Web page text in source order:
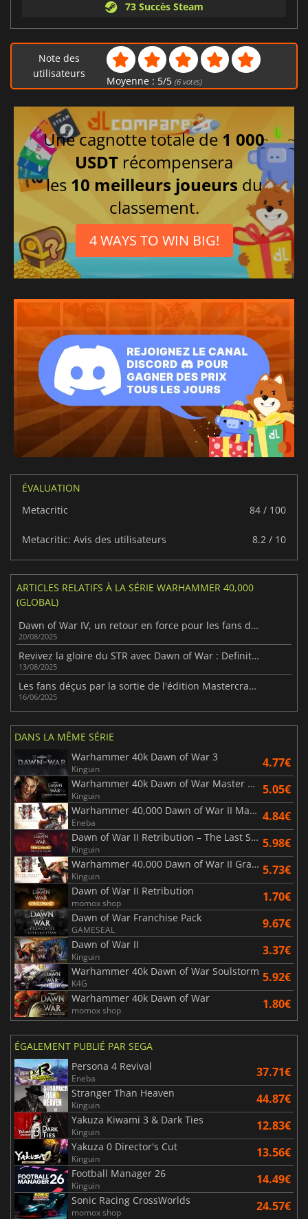
73 Succès Steam
Note des
utilisateurs
Moyenne : 5/5 (6votes)
Une cagnotte totale de 1 000
USDT récompensera
les 10 meilleurs joueurs du
classement.
4 WAYS TO WIN BIG!
ÉVALUATION
Metacritic
84 / 100
Metacritic: Avis des utilisateurs 8.2 / 10
ARTICLES RELATIFS À LA SÉRIE WARHAMMER 40,000
(GLOBAL)
Dawn of War IV, un retour en force pour les fans de stratégie
20/08/2025
Revivez la gloire du STR avec Dawn of War : Definitive Edition
13/08/2025
Les fans déçus par la sortie de l'édition Mastercrafted de Space Marine
16/06/2025
DANS LA MÊME SÉRIE
Warhammer 40k Dawn of War 3
Kinguin 4.77€
Warhammer 40k Dawn of War Master Collection
Kinguin 5.05€
Warhammer 40,000 Dawn of War II Master Collection
Eneba 4.84€
Dawn of War II Retribution – The Last Stand
Kinguin 5.98€
Warhammer 40,000 Dawn of War II Grand Master Collection
Kinguin 5.73€
Dawn of War II Retribution
momox shop 1.70€
Dawn of War Franchise Pack
GAMESEAL 9.67€
Dawn of War II
Kinguin 3.37€
Warhammer 40k Dawn of War Soulstorm
K4G 5.92€
Warhammer 40k Dawn of War
momox shop 1.80€
ÉGALEMENT PUBLIÉ PAR SEGA
Persona 4 Revival
Eneba 37.71€
Stranger Than Heaven
Kinguin 44.87€
Yakuza Kiwami 3 & Dark Ties
Kinguin 12.83€
Yakuza 0 Director's Cut
Kinguin 13.56€
Football Manager 26
Kinguin 14.49€
Sonic Racing CrossWorlds
momox shop 24.57€